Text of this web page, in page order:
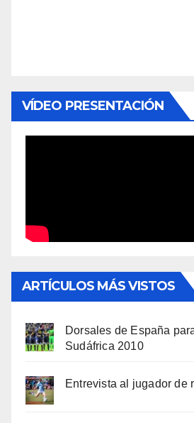
VÍDEO PRESENTACIÓN
ARTÍCULOS MÁS VISTOS
Dorsales de España
Sudáfrica 2010
Entrevista al jugador de